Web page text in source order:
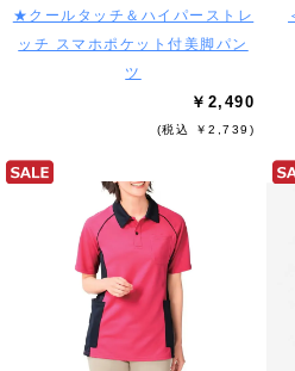
★クールタッチ＆ハイパーストレ
ッチ スマホポケット付美脚パン
ツ
￥2,490
(税込 ￥2,739)